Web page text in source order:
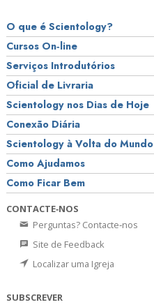
O que é Scientology?
Cursos On‑line
Serviços Introdutórios
Oficial de Livraria
Scientology nos Dias de Hoje
Conexão Diária
Scientology à Volta do Mundo
Como Ajudamos
Como Ficar Bem
CONTACTE‑NOS
Perguntas? Contacte‑nos
Site de Feedback
Localizar uma Igreja
SUBSCREVER